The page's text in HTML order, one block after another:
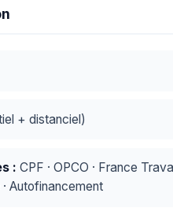
+ distanciel)
: CPF · OPCO · France
Autofinancement